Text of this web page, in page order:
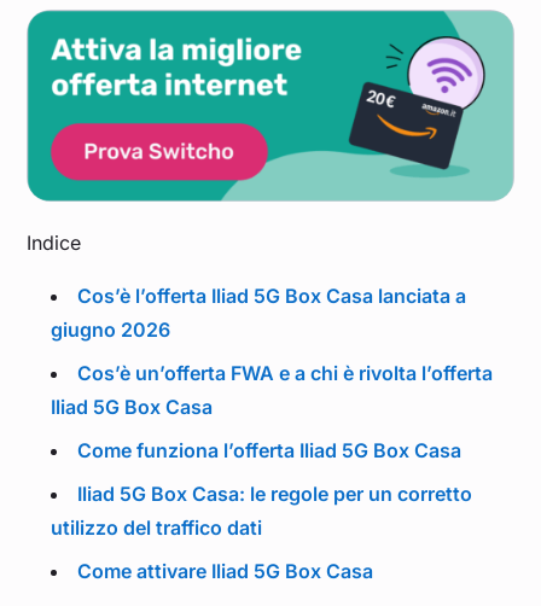
Indice
Cos’è l’offerta Iliad 5G Box Casa lanciata a
giugno 2026
Cos’è un’offerta FWA e a chi è rivolta l’offerta
Iliad 5G Box Casa
Come funziona l’offerta Iliad 5G Box Casa
Iliad 5G Box Casa: le regole per un corretto
utilizzo del traffico dati
Come attivare Iliad 5G Box Casa